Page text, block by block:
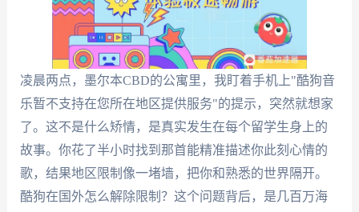
凌晨两点，墨尔本CBD的公寓里，我盯着手机上"酷狗音
乐暂不支持在您所在地区提供服务"的提示，突然就想家
了。这不是什么矫情，是真实发生在每个留学生身上的
故事。你花了半小时找到那首能精准描述你此刻心情的
歌，结果地区限制像一堵墙，把你和熟悉的世界隔开。
酷狗在国外怎么解除限制？这个问题背后，是几百万海